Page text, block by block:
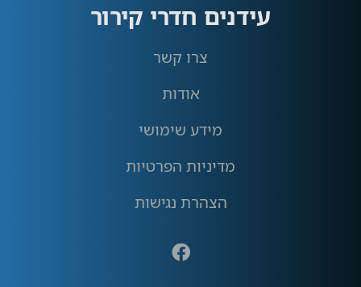
עידנים חדרי קירור
צרו קשר
אודות
מידע שימושי
מדיניות הפרטיות
הצהרת נגישות